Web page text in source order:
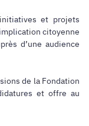
et projets
citoyenne
d’une audience
de la Fondation
et offre au